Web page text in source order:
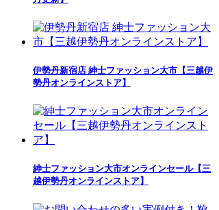
伊勢丹新宿店 紳士ファッション大市【三越伊
勢丹オンラインストア】
紳士ファッション大市オンラインセール【三
越伊勢丹オンラインストア】